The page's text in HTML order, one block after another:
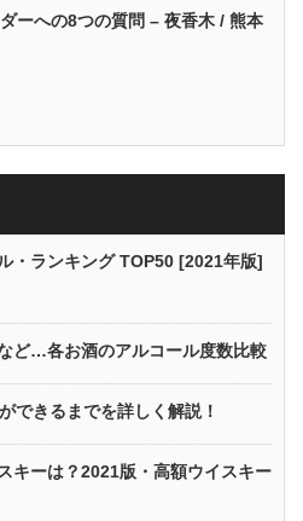
ーへの8つの質問 – 夜香木 / 熊本
・ランキング TOP50 [2021年版]
ど…各お酒のアルコール度数比較
できるまでを詳しく解説！
キーは？2021版・高額ウイスキー